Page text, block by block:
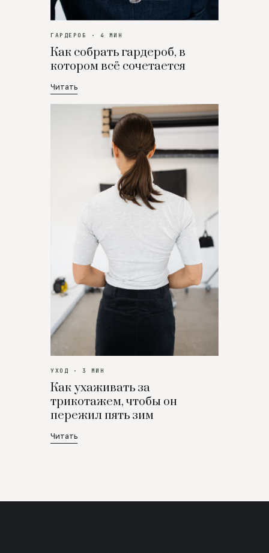
ГАРДЕРОБ · 4 МИН
Как собрать гардероб, в
котором всё сочетается
Читать
УХОД · 3 МИН
Как ухаживать за
трикотажем, чтобы он
пережил пять зим
Читать